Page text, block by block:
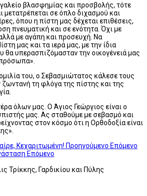
βλασφημίας και προσβολής, τότε
μετατρέπεται σε όπλο διχασμού και
όπου η πίστη μας δέχεται επιθέσεις,
πνευματική και σε ενότητα. Όχι με
με αγάπη και προσευχή. Να
μας και τα ιερά μας, με την ίδια
θα υπερασπιζόμασταν την οικογένειά μας
του, ο Σεβασμιώτατος κάλεσε τους
τη φλόγα της πίστης και της
όλων μας. Ο Άγιος Γεώργιος είναι ο
μας. Ας σταθούμε με σεβασμό και
στον κόσμο ότι η Ορθοδοξία είναι
Κεχαριτωμένη! Προηγούμενο Επόμενο
Επόμενο
Τρίκκης, Γαρδικίου και Πύλης